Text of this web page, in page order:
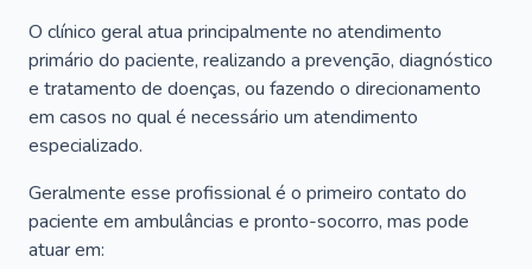
O clínico geral atua principalmente no atendimento
primário do paciente, realizando a prevenção, diagnóstico
e tratamento de doenças, ou fazendo o direcionamento
em casos no qual é necessário um atendimento
especializado.
Geralmente esse profissional é o primeiro contato do
paciente em ambulâncias e pronto-socorro, mas pode
atuar em: